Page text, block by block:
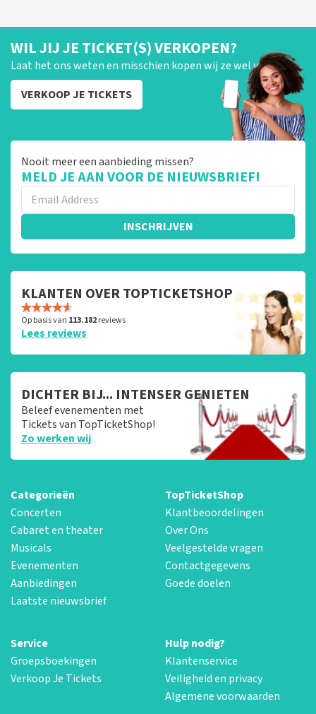
WIL JIJ JE TICKET(S) VERKOPEN?
Laat het ons weten en misschien kopen wij ze wel van je!
VERKOOP JE TICKETS
Nooit meer een aanbieding missen?
MELD JE AAN VOOR DE NIEUWSBRIEF!
INSCHRIJVEN
KLANTEN OVER TOPTICKETSHOP
Op basis van 113.182reviews
Lees reviews
DICHTER BIJ... INTENSER GENIETEN
Beleef evenementen met
Tickets van TopTicketShop!
Zo werken wij
Categorieën
Concerten
Cabaret en theater
Musicals
Evenementen
Aanbiedingen
Laatste nieuwsbrief
TopTicketShop
Klantbeoordelingen
Over Ons
Veelgestelde vragen
Contactgegevens
Goede doelen
Service
Groepsboekingen
Verkoop Je Tickets
Hulp nodig?
Klantenservice
Veiligheid en privacy
Algemene voorwaarden